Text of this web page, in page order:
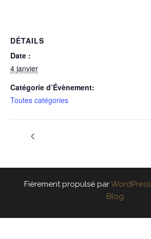
DÉTAILS
Date :
4 janvier
Catégorie d’Évènement:
Toutes catégories
Fièrement propulsé parWordPress
Blog